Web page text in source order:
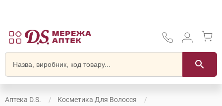
Аптека D.S.
Косметика Для Волосся